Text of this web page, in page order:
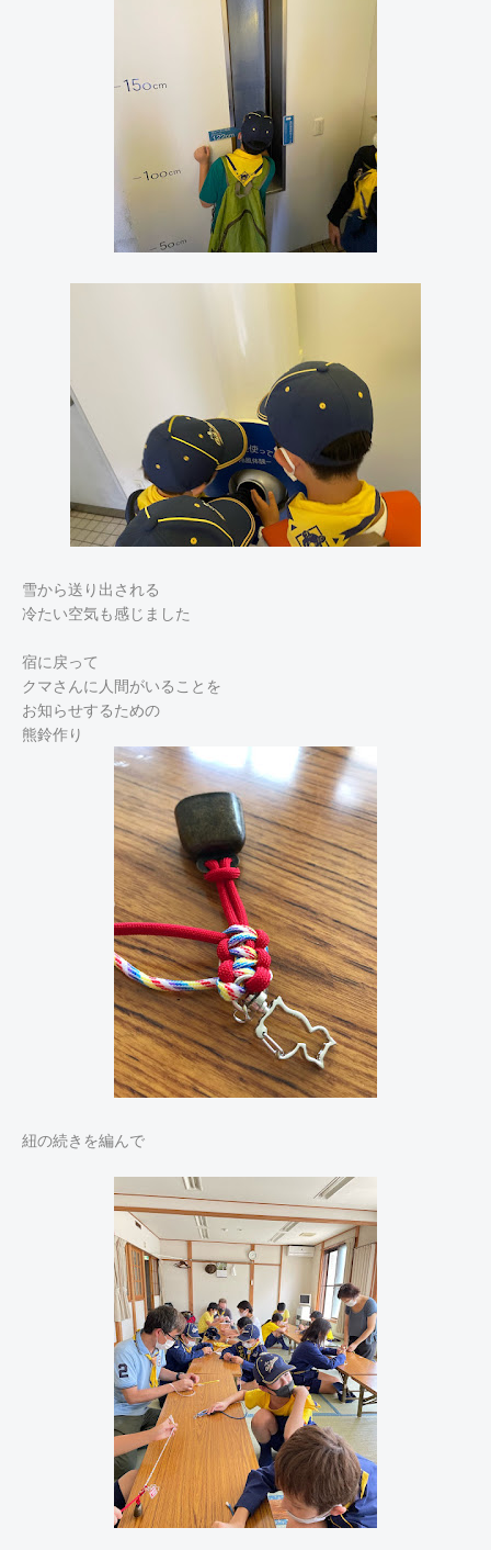
雪から送り出される
冷たい空気も感じました
宿に戻って
クマさんに人間がいることを
お知らせするための
熊鈴作り
紐の続きを編んで